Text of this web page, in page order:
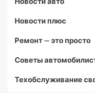
Новости плюс
Ремонт — это просто
Советы
Техобслуживание